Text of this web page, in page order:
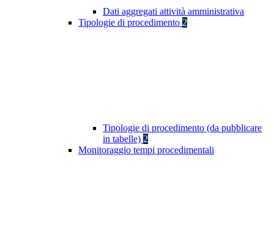
Dati aggregati attività amministrativa
Tipologie di procedimento 2
Tipologie di procedimento (da pubblicare
in tabelle) 2
Monitoraggio tempi procedimentali